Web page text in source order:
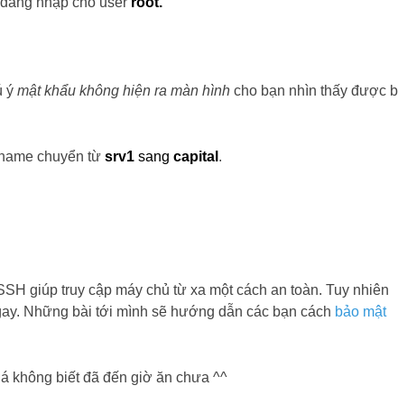
ý mật khẩu không hiện ra màn hình cho bạn nhìn thấy được
chuyển từ srv1 sang capital .
giúp truy cập máy chủ từ xa một cách an toàn. Tuy nhiên
Những bài tới mình sẽ hướng dẫn các bạn cách bảo mật
không biết đã đến giờ ăn chưa ^^